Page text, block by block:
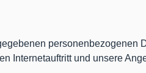
Internetauftritt und unsere